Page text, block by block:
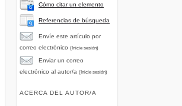
Cómo citar un elemento
Referencias de búsqueda
Envíe este artículo por
correo electrónico (Inicie sesión)
Enviar un correo
electrónico al autor/a (Inicie sesión)
ACERCA DEL AUTOR/A